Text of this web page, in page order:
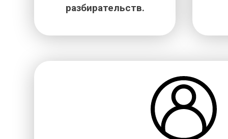
разбирательств.